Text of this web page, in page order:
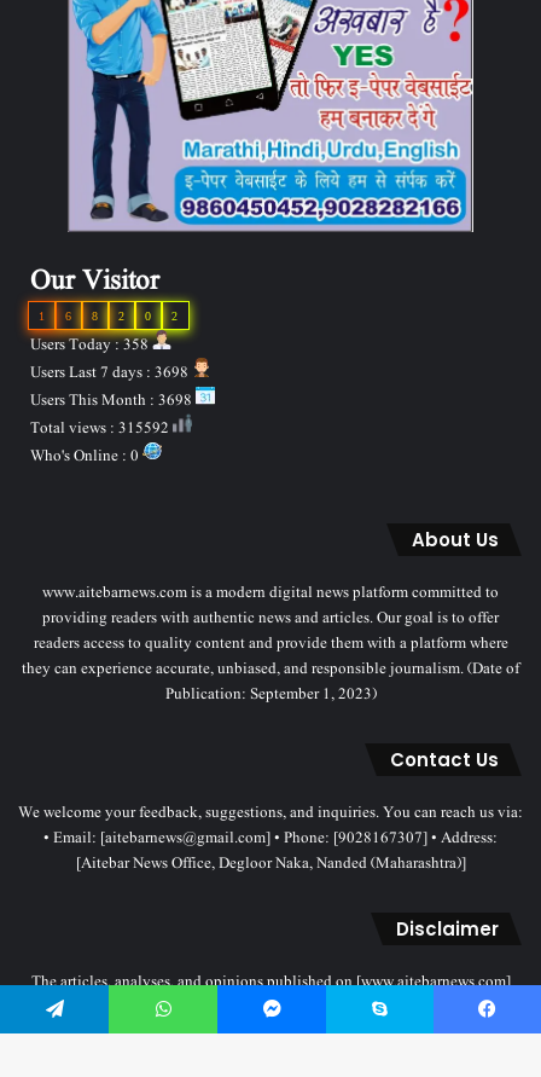
Our Visitor
2
0
2
8
6
1
Users Today : 358
About Us
www.aitebarnews.com is a modern digital news platform committed to
providing readers with authentic news and articles. Our goal is to offer
readers access to quality content and provide them with a platform where
they can experience accurate, unbiased, and responsible journalism. (Date of
Publication: September 1, 2023)
Contact Us
We welcome your feedback, suggestions, and inquiries. You can reach us via:
• Email: [aitebarnews@gmail.com] • Phone: [9028167307] • Address:
[Aitebar News Office, Degloor Naka, Nanded (Maharashtra)]
Disclaimer
The articles, analyses, and opinions published on [www.aitebarnews.com]
solely represent the personal views and opinions of the authors. These views
do not necessarily reflect the stance of the Aitebar News management. Any
Facebook
Skype
Messenger
WhatsApp
Telegram